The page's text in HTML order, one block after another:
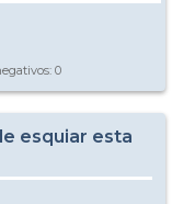
0
esquiar esta